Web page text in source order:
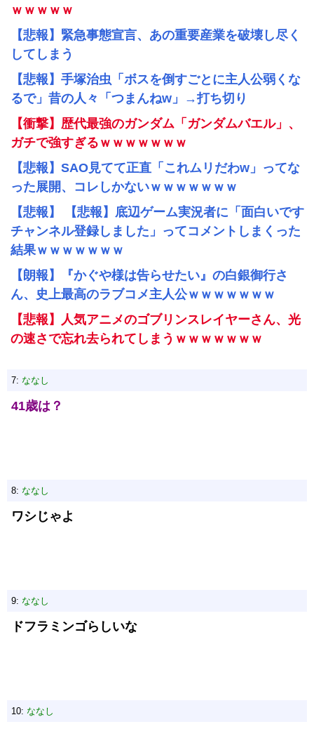
ｗｗｗｗｗ
【悲報】緊急事態宣言、あの重要産業を破壊し尽く
してしまう
【悲報】手塚治虫「ボスを倒すごとに主人公弱くな
るで」昔の人々「つまんねw」→打ち切り
【衝撃】歴代最強のガンダム「ガンダムバエル」、
ガチで強すぎるｗｗｗｗｗｗｗ
【悲報】SAO見てて正直「これムリだわw」ってな
った展開、コレしかないｗｗｗｗｗｗｗ
【悲報】 【悲報】底辺ゲーム実況者に「面白いです
チャンネル登録しました」ってコメントしまくった
結果ｗｗｗｗｗｗｗ
【朗報】『かぐや様は告らせたい』の白銀御行さ
ん、史上最高のラブコメ主人公ｗｗｗｗｗｗｗ
【悲報】人気アニメのゴブリンスレイヤーさん、光
の速さで忘れ去られてしまうｗｗｗｗｗｗｗ
7: ななし
41歳は？
8: ななし
ワシじゃよ
9: ななし
ドフラミンゴらしいな
10: ななし